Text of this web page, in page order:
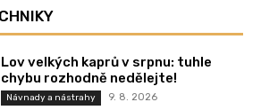
Lov velkých kaprů v srpnu: tuhle
chybu rozhodně nedělejte!
Návnady a nástrahy 9. 8. 2026